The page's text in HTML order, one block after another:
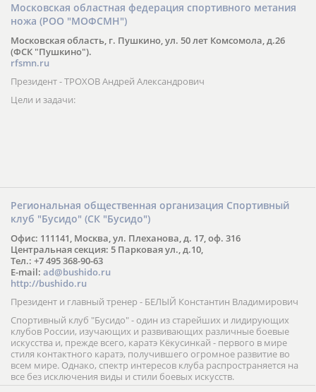
Московская областная федерация спортивного метания
ножа (РОО "МОФСМН")
Московская область, г. Пушкино, ул. 50 лет Комсомола, д.26
(ФСК "Пушкино").
rfsmn.ru
Президент - ТРОХОВ Андрей Александрович
Цели и задачи:
Региональная общественная организация Спортивный
клуб "Бусидо" (СК "Бусидо")
Офис: 111141, Москва, ул. Плеханова, д. 17, оф. 316
Центральная секция: 5 Парковая ул., д.10,
Тел.: +7 495 368-90-63
E-mail: ad@bushido.ru
http://bushido.ru
Президент и главный тренер - БЕЛЫЙ Константин Владимирович
Спортивный клуб "Бусидо" - один из старейших и лидирующих
клубов России, изучающих и развивающих различные боевые
искусства и, прежде всего, каратэ Кёкусинкай - первого в мире
стиля контактного каратэ, получившего огромное развитие во
всем мире. Однако, спектр интересов клуба распространяется на
все без исключения виды и стили боевых искусств.